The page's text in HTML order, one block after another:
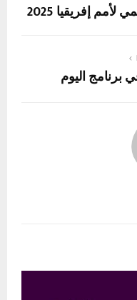
إفريقيا 2025
برنامج اليوم